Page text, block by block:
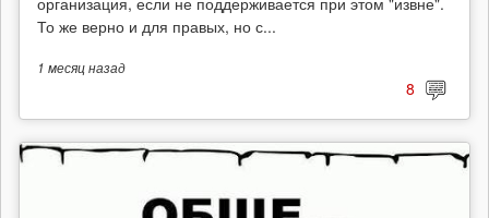
То же верно и для правых, но с...
1 месяцназад
8